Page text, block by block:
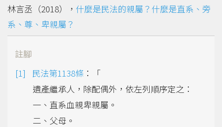
林言丞（2018）， 什麼是民法的親屬？什麼是直系、旁
系、尊、卑親屬？
註腳
民法第1138條 ：「
遺產繼承人，除配偶外，依左列順序定之：
一、直系血親卑親屬。
二、父母。